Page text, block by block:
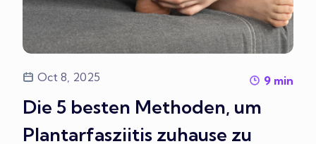
Oct 8, 2025 9 min
Die 5 besten Methoden, um
Plantarfasziitis zuhause zu